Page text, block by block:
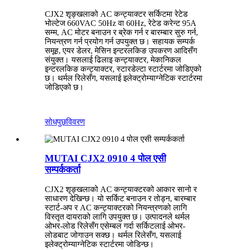
CJX2 शृङ्खलाको AC कन्ट्याक्टर सर्किटमा रेटेड
भोल्टेज 660VAC 50Hz वा 60Hz, रेटेड करेन्ट 95A
सम्म, AC मोटर बनाउन र ब्रेक गर्न र बारम्बार सुरु गर्न,
नियन्त्रण गर्न प्रयोग गर्न उपयुक्त छ। सहायक सम्पर्क
समूह, एयर डेलर, मेसिन इन्टरलकिङ उपकरण आदिसँग
संयुक्त। यसलाई ढिलाइ कन्ट्याक्टर, मेकानिकल
इन्टरलकिङ कन्ट्याक्टर, स्टारडेल्टा स्टार्टरमा जोडिएको
छ। थर्मल रिलेसँग, यसलाई इलेक्ट्रोम्याग्नेटिक स्टार्टरमा
जोडिएको छ।
सोधपुछविवरण
MUTAI CJX2 0910 4 पोल एसी
सम्पर्ककर्ता
CJX2 शृङ्खलाको AC कन्ट्याक्टरको आकार सानो र
साधारण देखिन्छ। यो सर्किट बनाउन र तोड्न, बारम्बार
स्टार्ट-अप र AC कन्ट्याक्टरको नियन्त्रणको लागि
विस्तृत दायराको लागि उपयुक्त छ। उत्पादनले थर्मल
ओभर-लोड रिलेसँग एसेम्बल गर्दा सर्किटलाई ओभर-
लोडबाट जोगाउन सक्छ। थर्मल रिलेसँग, यसलाई
इलेक्ट्रोम्याग्नेटिक स्टार्टरमा जोडिन्छ।